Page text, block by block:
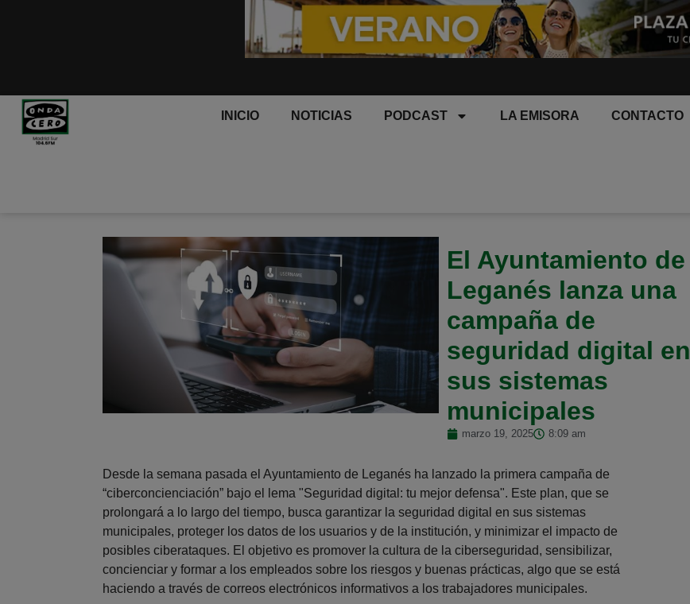
INICIO NOTICIAS PODCAST LA EMISORA CONTACTO
El Ayuntamiento de
Leganés lanza una
campaña de
seguridad digital en
sus sistemas
municipales
marzo 19, 2025 8:09 am
Desde la semana pasada el Ayuntamiento de Leganés ha lanzado la primera campaña de
“ciberconcienciación” bajo el lema "Seguridad digital: tu mejor defensa". Este plan, que se
prolongará a lo largo del tiempo, busca garantizar la seguridad digital en sus sistemas
municipales, proteger los datos de los usuarios y de la institución, y minimizar el impacto de
posibles ciberataques. El objetivo es promover la cultura de la ciberseguridad, sensibilizar,
concienciar y formar a los empleados sobre los riesgos y buenas prácticas, algo que se está
haciendo a través de correos electrónicos informativos a los trabajadores municipales.